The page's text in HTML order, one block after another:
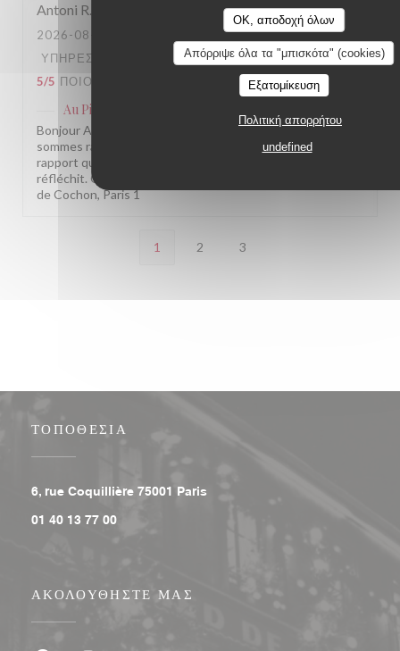
OK, αποδοχή όλων
Απόρριψε όλα τα "μπισκότα" (cookies)
Εξατομίκευση
Πολιτική απορρήτου
undefined
Antoni R
2026-08-05
- 20:30 - ΚΑΛΕΣΜΈΝΟΙ 3
ΥΠΗΡΕΣΊΑ
ΑΤΜΌΣΦΑΙΡΑ: 4/5 ΜΕΝΟΎ:
5/5 ΠΟΙΌΤΗΤΑ / ΤΙΜΉ
Au Pied de Cochon
Bonjour Antoni, Merci pour ce retour sincère ! Nous
sommes ravis que la cuisine vous ait autant plu. Pour le
rapport qualité/prix, on entend votre remarque et on y
réfléchit. On espère vous revoir bientôt ! L'équipe Au Pied
de Cochon, Paris 1
1 2 3
ΤΟΠΟΘΕΣΊΑ
6, rue Coquillière 75001 Paris
01 40 13 77 00
ΑΚΟΛΟΥΘΉΣΤΕ ΜΑΣ